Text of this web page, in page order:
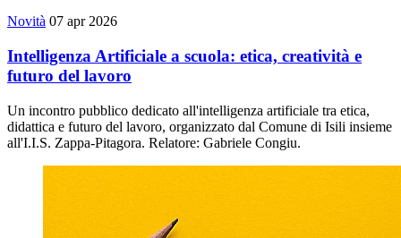
Novità 07 apr 2026
Intelligenza Artificiale a scuola: etica, creatività e
futuro del lavoro
Un incontro pubblico dedicato all'intelligenza artificiale tra etica,
didattica e futuro del lavoro, organizzato dal Comune di Isili insieme
all'I.I.S. Zappa-Pitagora. Relatore: Gabriele Congiu.